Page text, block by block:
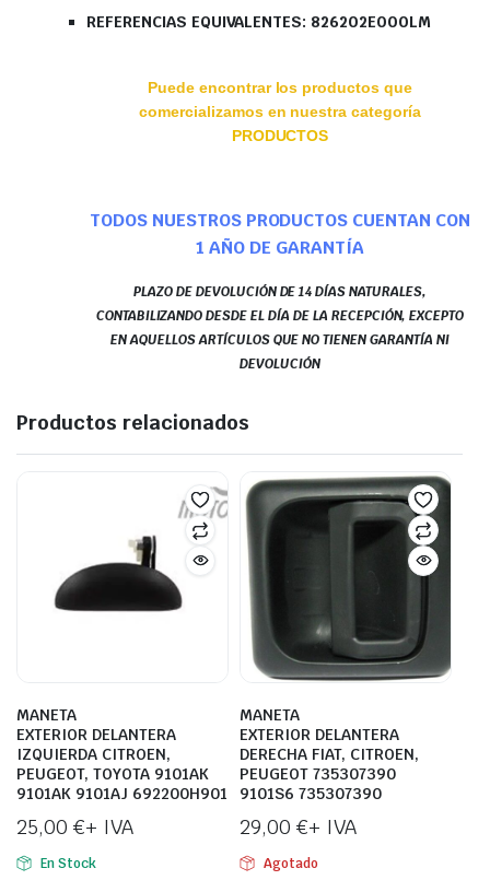
REFERENCIAS EQUIVALENTES: 826202E000LM
Puede encontrar los productos que
comercializamos en nuestra categoría
PRODUCTOS
TODOS NUESTROS PRODUCTOS CUENTAN CON
1 AÑO DE GARANTÍA
PLAZO DE DEVOLUCIÓN DE 14 DÍAS NATURALES,
CONTABILIZANDO DESDE EL DÍA DE LA RECEPCIÓN, EXCEPTO
EN AQUELLOS ARTÍCULOS QUE NO TIENEN GARANTÍA NI
DEVOLUCIÓN
Productos relacionados
MANETA
EXTERIOR DELANTERA
IZQUIERDA CITROEN,
PEUGEOT, TOYOTA 9101AK
9101AK 9101AJ 692200H901
25,00 €+ IVA
En Stock
MANETA
EXTERIOR DELANTERA
DERECHA FIAT, CITROEN,
PEUGEOT 735307390
9101S6 735307390
29,00 €+ IVA
Agotado